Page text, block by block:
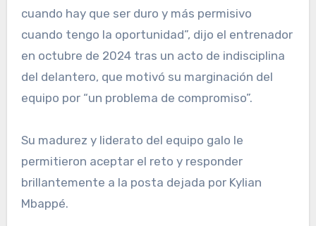
cuando hay que ser duro y más permisivo
cuando tengo la oportunidad”, dijo el entrenador
en octubre de 2024 tras un acto de indisciplina
del delantero, que motivó su marginación del
equipo por “un problema de compromiso”.
Su madurez y liderato del equipo galo le
permitieron aceptar el reto y responder
brillantemente a la posta dejada por Kylian
Mbappé.